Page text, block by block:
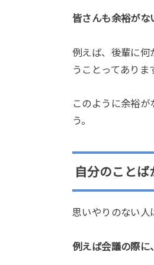
皆さんも余裕がな
例えば、後輩に何
うことってありま
このように余裕
う。
自分のことば
思いやりのない人
例えば会議の際に